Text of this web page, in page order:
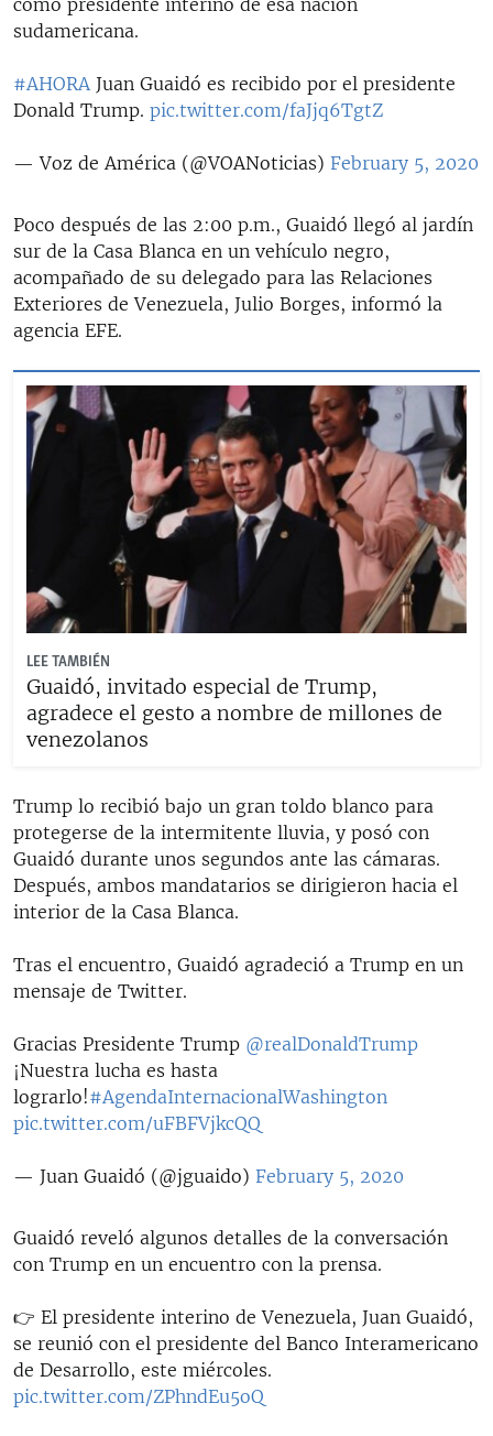
sudamericana.
#AHORA Juan Guaidó es recibido por el presidente
Donald Trump. pic.twitter.com/faJjq6TgtZ
— Voz de América (@VOANoticias) February 5, 2020
Poco después de las 2:00 p.m., Guaidó llegó al jardín
sur de la Casa Blanca en un vehículo negro,
acompañado de su delegado para las Relaciones
Exteriores de Venezuela, Julio Borges, informó la
agencia EFE.
LEE TAMBIÉN
Guaidó, invitado especial de Trump,
agradece el gesto a nombre de millones de
venezolanos
Trump lo recibió bajo un gran toldo blanco para
protegerse de la intermitente lluvia, y posó con
Guaidó durante unos segundos ante las cámaras.
Después, ambos mandatarios se dirigieron hacia el
interior de la Casa Blanca.
Tras el encuentro, Guaidó agradeció a Trump en un
mensaje de Twitter.
Gracias Presidente Trump @realDonaldTrump
¡Nuestra lucha es hasta
lograrlo!#AgendaInternacionalWashington
pic.twitter.com/uFBFVjkcQQ
— Juan Guaidó (@jguaido) February 5, 2020
Guaidó reveló algunos detalles de la conversación
con Trump en un encuentro con la prensa.
👉 El presidente interino de Venezuela, Juan Guaidó,
se reunió con el presidente del Banco Interamericano
de Desarrollo, este miércoles.
pic.twitter.com/ZPhndEu5oQ